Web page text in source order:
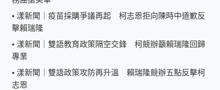
• 漾新聞｜疫苗採購爭議再起 柯志恩拒向陳時中道歉反
擊賴瑞隆
• 漾新聞｜雙語教育政策隔空交鋒 柯競辦籲賴瑞隆回歸
專業
• 漾新聞｜雙語政策攻防再升溫 賴瑞隆競辦五點反擊柯
志恩